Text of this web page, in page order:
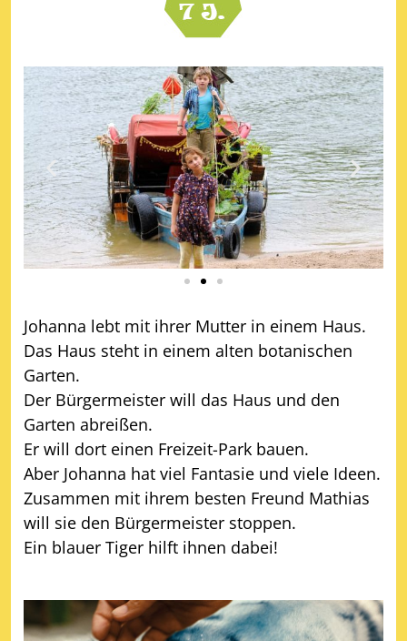
Johanna lebt mit ihrer Mutter in einem Haus.
Das Haus steht in einem alten botanischen
Garten.
Der Bürgermeister will das Haus und den
Garten abreißen.
Er will dort einen Freizeit-Park bauen.
Aber Johanna hat viel Fantasie und viele Ideen.
Zusammen mit ihrem besten Freund Mathias
will sie den Bürgermeister stoppen.
Ein blauer Tiger hilft ihnen dabei!